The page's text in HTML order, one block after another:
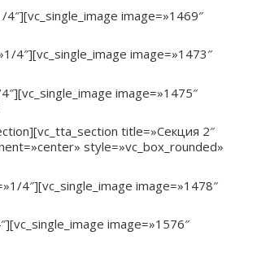
image=»1469″
4″][vc_single_image image=»1473″
image=»1475″
title=»Секция 2″
style=»vc_box_rounded»
4″][vc_single_image image=»1478″
image=»1576″